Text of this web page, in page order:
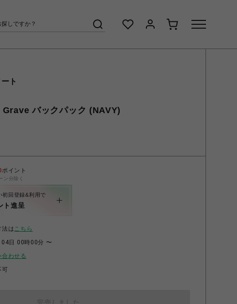
ト
バックパック (NAVY)
ポイント
ン分除く
初回登録&利用で
ト進呈
法はこちら
日 00時00分 〜
合わせる
可